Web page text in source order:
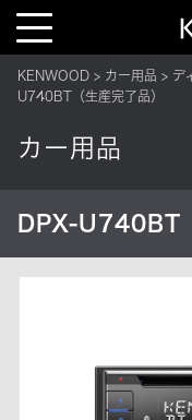
T
l
e
v
i
i
o
KENWOOD カー用品 デ
U740BT（生産完了品）
カー用品
DPX-U740BT